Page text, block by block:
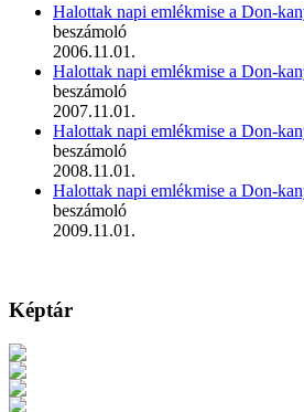
Halottak napi emlékmise a Don-
beszámoló
2006.11.01.
Halottak napi emlékmise a Don-
beszámoló
2007.11.01.
Halottak napi emlékmise a Don-
beszámoló
2008.11.01.
Halottak napi emlékmise a Don-
beszámoló
2009.11.01.
Képtár